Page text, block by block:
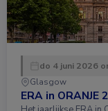
do 4 juni 2026
Glasgow
ERA in ORANJE